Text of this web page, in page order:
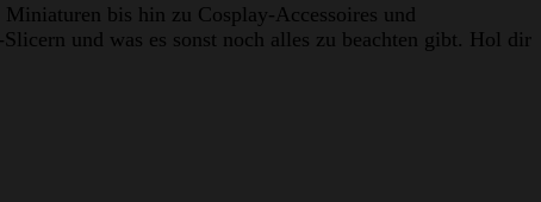
bis hin zu Cosplay-Accessoires und
und was es sonst noch alles zu beachten gibt. Hol dir